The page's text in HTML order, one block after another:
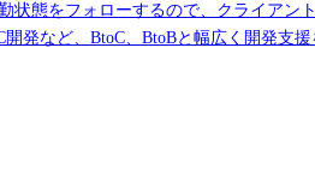
ーするので、クライアントへの提案や折衝
発など、BtoC、BtoBと幅広く開発支
はエンジニアのこと第一に考え、事